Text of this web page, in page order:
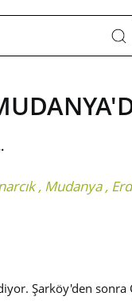
, Mudanya,
Şarköy'den sonra